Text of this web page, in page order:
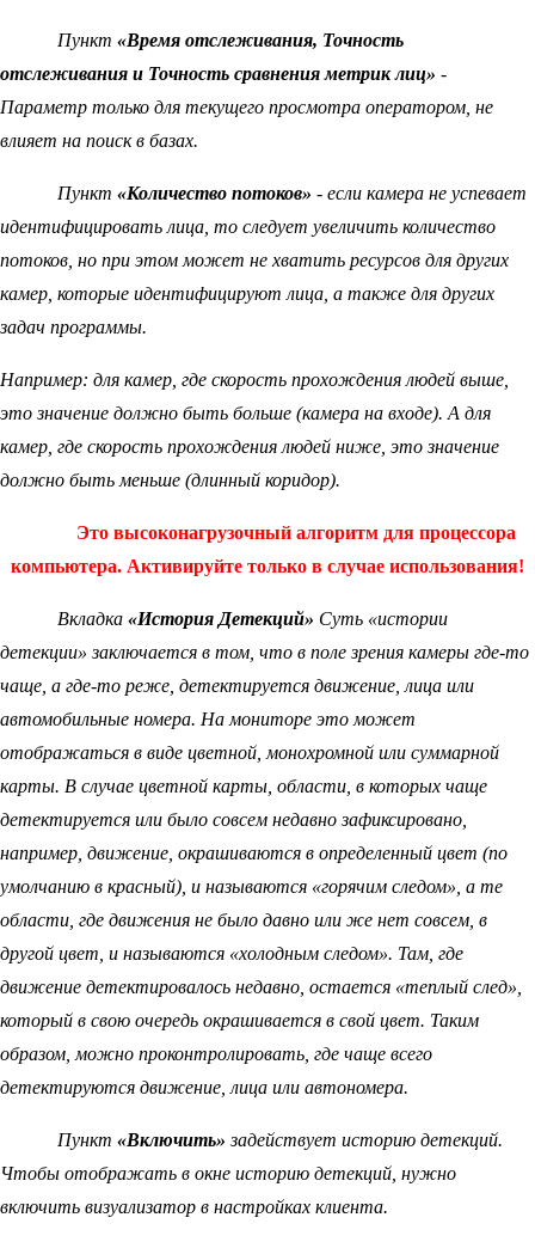
Пункт «Время отслеживания, Точность
отслеживания и Точность сравнения метрик лиц» -
Параметр только для текущего просмотра оператором, не
влияет на поиск в базах.
Пункт «Количество потоков» - если камера не успевает
идентифицировать лица, то следует увеличить количество
потоков, но при этом может не хватить ресурсов для других
камер, которые идентифицируют лица, а также для других
задач программы.
Например: для камер, где скорость прохождения людей выше,
это значение должно быть больше (камера на входе). А для
камер, где скорость прохождения людей ниже, это значение
должно быть меньше (длинный коридор).
Это высоконагрузочный алгоритм для процессора
компьютера. Активируйте только в случае использования!
Вкладка «История Детекций» Суть «истории
детекции» заключается в том, что в поле зрения камеры где-то
чаще, а где-то реже, детектируется движение, лица или
автомобильные номера. На мониторе это может
отображаться в виде цветной, монохромной или суммарной
карты. В случае цветной карты, области, в которых чаще
детектируется или было совсем недавно зафиксировано,
например, движение, окрашиваются в определенный цвет (по
умолчанию в красный), и называются «горячим следом», а те
области, где движения не было давно или же нет совсем, в
другой цвет, и называются «холодным следом». Там, где
движение детектировалось недавно, остается «теплый след»,
который в свою очередь окрашивается в свой цвет. Таким
образом, можно проконтролировать, где чаще всего
детектируются движение, лица или автономера.
Пункт «Включить» задействует историю детекций.
Чтобы отображать в окне историю детекций, нужно
включить визуализатор в настройках клиента.